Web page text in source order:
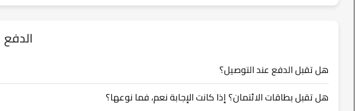
الدفع
هل تقبل الدفع عند التوصيل؟
هل تقبل بطاقات الائتمان؟ إذا كانت الإجابة نعم، فما نوعها؟